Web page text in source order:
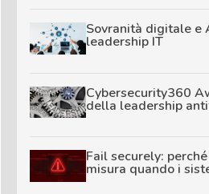
Sovranità digitale e
leadership IT
Cybersecurity360
della leadership
Fail securely:
misura quando i